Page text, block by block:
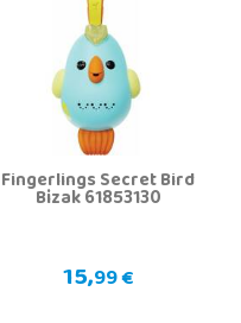
Fingerlings Secret Bird
Bizak 61853130
15,99 €